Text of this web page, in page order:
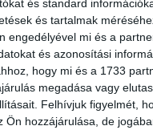
és standard
és tartalmak
engedélyével mi és a
és azonosítási
hogy mi és a 1733
megadása vagy
Felhívjuk figyelmét,
hozzájárulása, de